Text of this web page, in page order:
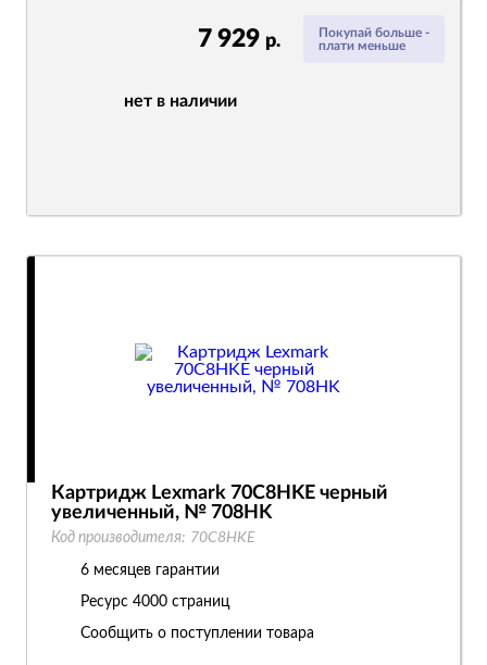
Покупай больше -
плати меньше
7 929 р.
нет в наличии
Картридж Lexmark 70C8HKE черный
увеличенный, № 708HK
Код производителя: 70C8HKE
6 месяцев гарантии
Ресурс 4000 страниц
Сообщить о поступлении товара